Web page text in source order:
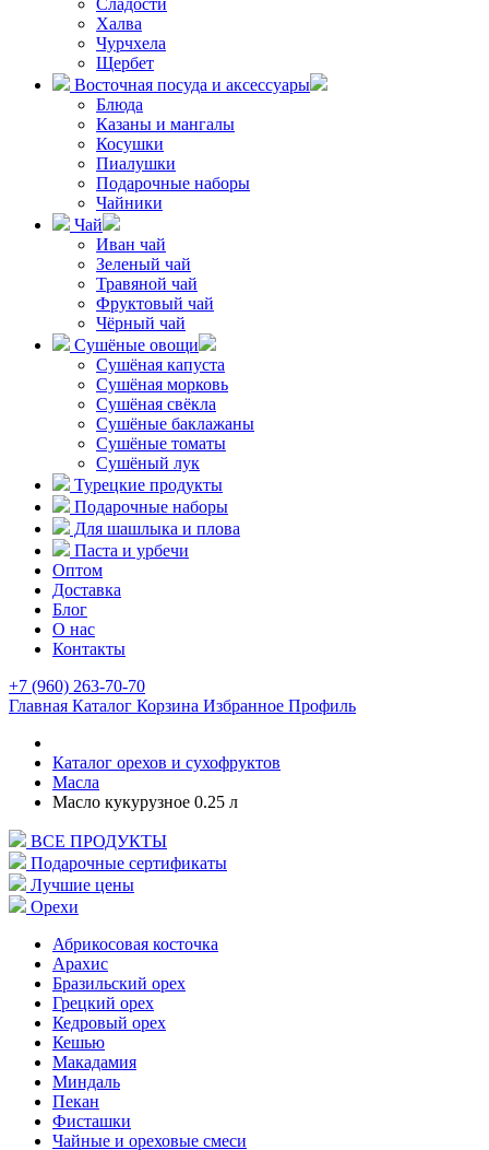
Сладости
Халва
Чурчхела
Щербет
Восточная посуда и аксессуары
Блюда
Казаны и мангалы
Косушки
Пиалушки
Подарочные наборы
Чайники
Чай
Иван чай
Зеленый чай
Травяной чай
Фруктовый чай
Чёрный чай
Сушёные овощи
Сушёная капуста
Сушёная морковь
Сушёная свёкла
Сушёные баклажаны
Сушёные томаты
Сушёный лук
Турецкие продукты
Подарочные наборы
Для шашлыка и плова
Паста и урбечи
Оптом
Доставка
Блог
О нас
Контакты
+7 (960) 263-70-70
Главная Каталог Корзина Избранное Профиль
Каталог орехов и сухофруктов
Масла
Масло кукурузное 0.25 л
ВСЕ ПРОДУКТЫ
Подарочные сертификаты
Лучшие цены
Орехи
Абрикосовая косточка
Арахис
Бразильский орех
Грецкий орех
Кедровый орех
Кешью
Макадамия
Миндаль
Пекан
Фисташки
Чайные и ореховые смеси